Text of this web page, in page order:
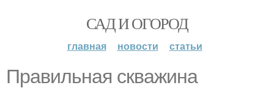
САД И ОГОРОД
главная новости статьи
Правильная скважина